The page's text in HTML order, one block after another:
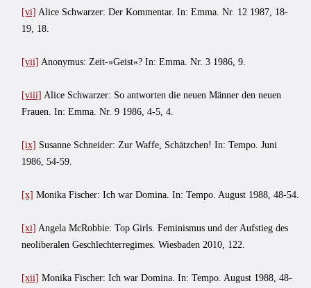
[vi] Alice Schwarzer: Der Kommentar. In: Emma. Nr. 12 1987, 18-
19, 18.
[vii] Anonymus: Zeit-»Geist«? In: Emma. Nr. 3 1986, 9.
[viii] Alice Schwarzer: So antworten die neuen Männer den neuen
Frauen. In: Emma. Nr. 9 1986, 4-5, 4.
[ix] Susanne Schneider: Zur Waffe, Schätzchen! In: Tempo. Juni
1986, 54-59.
[x] Monika Fischer: Ich war Domina. In: Tempo. August 1988, 48-54.
[xi] Angela McRobbie: Top Girls. Feminismus und der Aufstieg des
neoliberalen Geschlechterregimes. Wiesbaden 2010, 122.
[xii] Monika Fischer: Ich war Domina. In: Tempo. August 1988, 48-